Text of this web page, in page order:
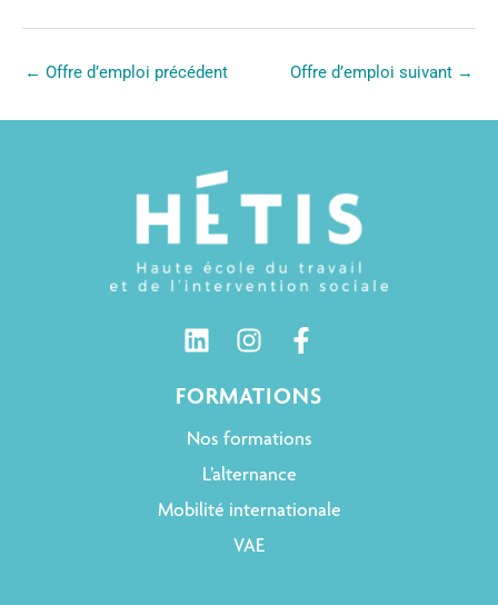
← Offre d’emploi précédent Offre d’emploi suivant →
FORMATIONS
Nos formations
L’alternance
Mobilité internationale
VAE